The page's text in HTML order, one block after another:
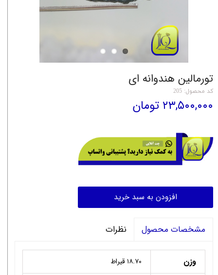
تورمالین هندوانه ای
کد محصول: 205
۲۳,۵۰۰,۰۰۰ تومان
افزودن به سبد خرید
مشخصات محصول نظرات
وزن ۱۸.۷۰ قیراط